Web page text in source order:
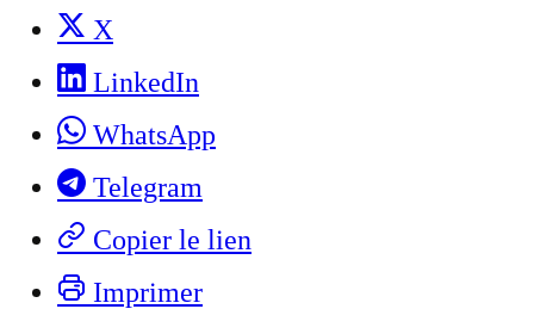
X
LinkedIn
WhatsApp
Telegram
Copier le lien
Imprimer